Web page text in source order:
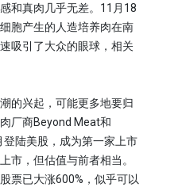
和真肉几乎无差。11月18
胞产生的人造培养肉在南
吸引了大众的眼球，相关
兴起，可能更多地要归
厂商Beyond Meat和
登陆美股，成为第一家上市
市，但估值与前者相当。
票已大涨600%，似乎可以